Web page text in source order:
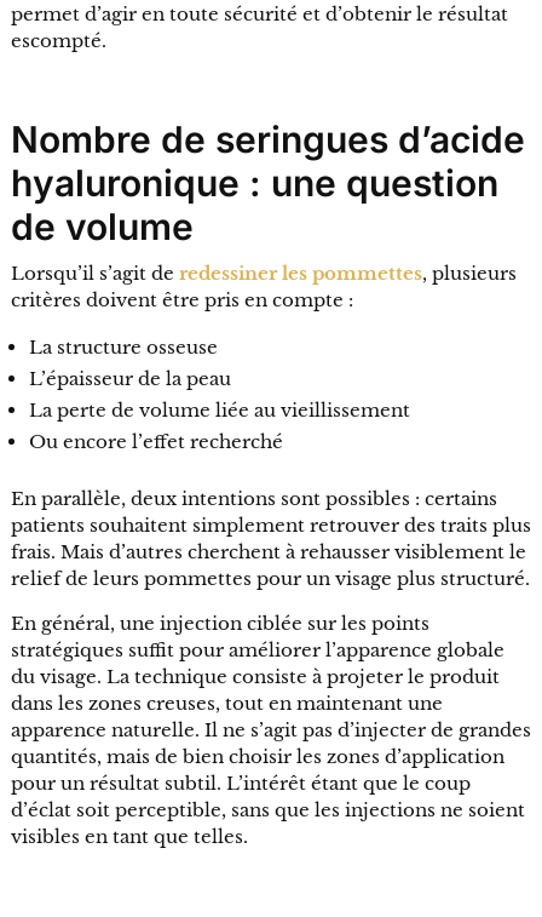
permet d’agir en toute sécurité et d’obtenir le résultat
escompté.
Nombre de seringues d’acide
hyaluronique : une question
de volume
Lorsqu’il s’agit de redessiner les pommettes, plusieurs
critères doivent être pris en compte :
La structure osseuse
L’épaisseur de la peau
La perte de volume liée au vieillissement
Ou encore l’effet recherché
En parallèle, deux intentions sont possibles : certains
patients souhaitent simplement retrouver des traits plus
frais. Mais d’autres cherchent à rehausser visiblement le
relief de leurs pommettes pour un visage plus structuré.
En général, une injection ciblée sur les points
stratégiques suffit pour améliorer l’apparence globale
du visage. La technique consiste à projeter le produit
dans les zones creuses, tout en maintenant une
apparence naturelle. Il ne s’agit pas d’injecter de grandes
quantités, mais de bien choisir les zones d’application
pour un résultat subtil. L’intérêt étant que le coup
d’éclat soit perceptible, sans que les injections ne soient
visibles en tant que telles.